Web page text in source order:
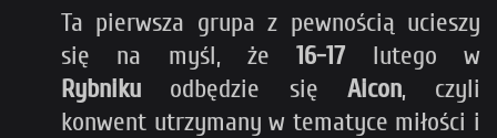
Ta pierwsza grupa z pewnością ucieszy
się na myśl, że16-17 lutego w
Rybniku odbędzie się Aicon, czyli
konwent utrzymany w tematyce miłości i